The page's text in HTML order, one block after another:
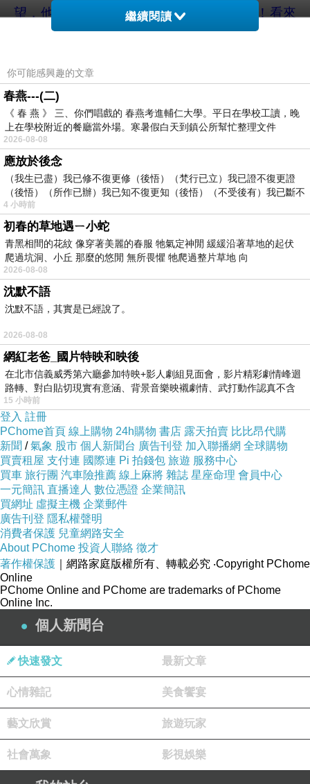
望，他們兩人可是連整碗連湯都喝光光哩！看來
真是來對囉！
道頓掘-1
在日本，大型的商店街多半都會設置頂棚，而地
上則鋪設平坦好走的地磚，不論日曬、刮風、下
雨都不致影響逛街興致；商店街內食、衣、育、
樂等民生消費都包括其中，營業時間車子禁止進
入，給予行人很舒適的購物空間。
難波與梅田同為大阪兩大主要的商業購物區，除
了百貨公司林立之外，也有為數不少的商店街縱
橫其中。日本到處都有這種防雨頂棚長廊式的商
店街，可遮陽、可避雨、可擋風，讓人出門購物
不必關心天氣好壞，非常貼心。
道頓掘-3
會發出巨大聲響的「蹦板乘」（當時沒注意到旁
邊賣的是世界第二好吃的波蘿包）
道頓掘-4
【金龍拉麵】在大阪市共有5家分店，其中有兩
家有醒目的立體巨龍招牌，另外三家則是採用平
面的彩繪巨龍看板。著名的湯底是用豬骨及雞腳
繼續閱讀
你可能感興趣的文章
春燕---(二)
《 春 燕 》 三、你們唱戲的 春燕考進輔仁大學。平日在學校工讀，晚
上在學校附近的餐廳當外場。寒暑假白天到鎮公所幫忙整理文件
2026-08-08
應放於後念
（我生已盡）我已修不復更修（後悟）（梵行已立）我已證不復更證
（後悟）（所作已辦）我已知不復更知（後悟）（不受後有）我已斷不
復
4 小時前
初春的草地遇ㄧ小蛇
青黑相間的花紋 像穿著美麗的春服 牠氣定神閒 緩緩沿著草地的起伏
爬過坑洞、小丘 那麼的悠閒 無所畏懼 牠爬過整片草地 向
2026-08-08
沈默不語
沈默不語，其實是已經說了。
2026-08-08
網紅老爸_國片特映和映後
在北市信義威秀第六廳參加特映+影人劇組見面會，影片精彩劇情峰迴
路轉、對白貼切現實有意涵、背景音樂映襯劇情、武打動作認真不含
糊、
15 小時前
登入 註冊
PChome首頁 線上購物 24h購物 書店 露天拍賣 比比昂代購
新聞 /氣象 股市 個人新聞台 廣告刊登 加入聯播網 全球購物
買賣租屋 支付連 國際連 Pi 拍錢包 旅遊 服務中心
買車 旅行團 汽車險推薦 線上麻將 雜誌 星座命理 會員中心
一元簡訊 直播達人 數位憑證 企業簡訊
買網址 虛擬主機 企業郵件
廣告刊登 隱私權聲明
消費者保護 兒童網路安全
About PChome 投資人聯絡 徵才
著作權保護 ｜網路家庭版權所有、轉載必究 ‧Copyright PChome
Online
PChome Online and PChome are trademarks of PChome
Online Inc.
個人新聞台
快速發文 最新文章
心情雜記 美食饗宴
藝文欣賞 旅遊玩家
社會萬象 影視娛樂